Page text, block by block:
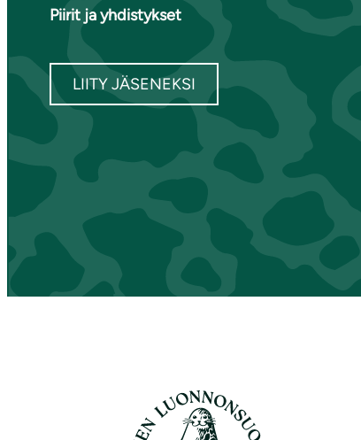
Piirit ja yhdistykset
LIITY JÄSENEKSI